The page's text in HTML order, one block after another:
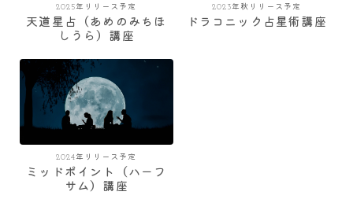
2025年リリース予定
天道星占（あめのみちほ
しうら）講座
2023年秋リリース予定
ドラコニック占星術講座
2024年リリース予定
ミッドポイント（ハーフ
サム）講座